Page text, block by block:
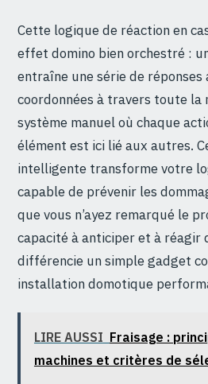
Cette logique de réaction en
effet domino bien orchestré :
entraîne une série de
coordonnées à travers toute la
système manuel où chaque
élément est ici lié aux autres.
intelligente transforme votre
capable de prévenir les
que vous n’ayez remarqué le
capacité à anticiper et à réagir
différencie un simple gadget
installation domotique
LIRE AUSSI Fraisage :
machines et critères de